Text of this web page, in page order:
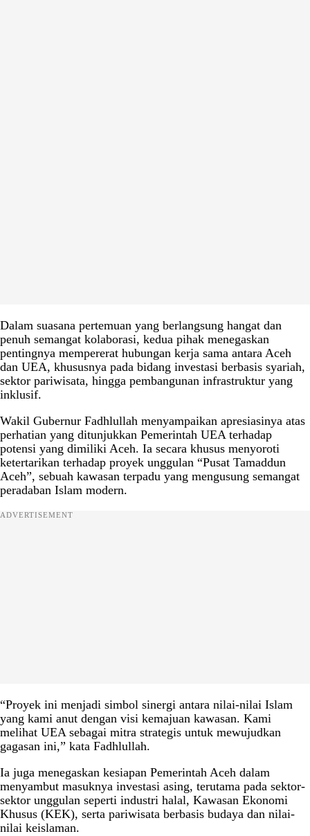
Dalam suasana pertemuan yang berlangsung hangat dan
penuh semangat kolaborasi, kedua pihak menegaskan
pentingnya mempererat hubungan kerja sama antara Aceh
dan UEA, khususnya pada bidang investasi berbasis syariah,
sektor pariwisata, hingga pembangunan infrastruktur yang
inklusif.
Wakil Gubernur Fadhlullah menyampaikan apresiasinya atas
perhatian yang ditunjukkan Pemerintah UEA terhadap
potensi yang dimiliki Aceh. Ia secara khusus menyoroti
ketertarikan terhadap proyek unggulan “Pusat Tamaddun
Aceh”, sebuah kawasan terpadu yang mengusung semangat
peradaban Islam modern.
ADVERTISEMENT
“Proyek ini menjadi simbol sinergi antara nilai-nilai Islam
yang kami anut dengan visi kemajuan kawasan. Kami
melihat UEA sebagai mitra strategis untuk mewujudkan
gagasan ini,” kata Fadhlullah.
Ia juga menegaskan kesiapan Pemerintah Aceh dalam
menyambut masuknya investasi asing, terutama pada sektor-
sektor unggulan seperti industri halal, Kawasan Ekonomi
Khusus (KEK), serta pariwisata berbasis budaya dan nilai-
nilai keislaman.